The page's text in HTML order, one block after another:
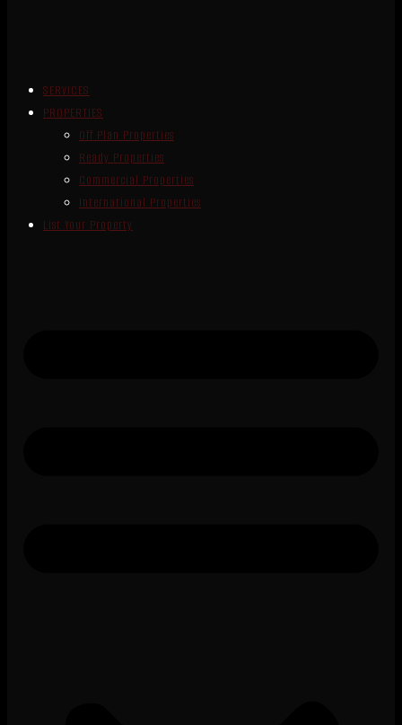
SERVICES
PROPERTIES
Off Plan Properties
Ready Properties
Commercial Properties
International Properties
List Your Property